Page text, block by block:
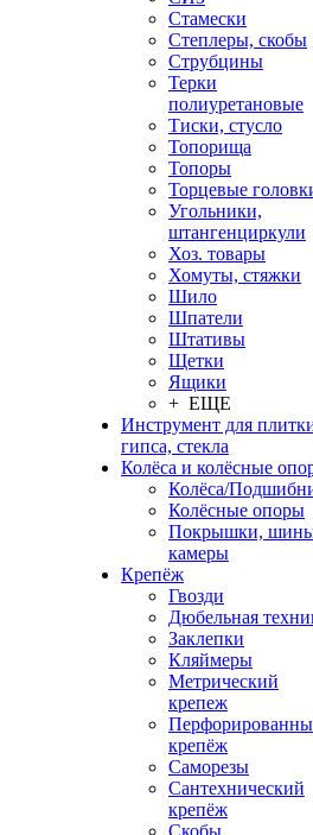
Стамески
Степлеры, скобы
Струбцины
Терки
полиуретановые
Тиски, стусло
Топорища
Топоры
Торцевые
Угольники,
штангенциркули
Хоз. товары
Хомуты, стяжки
Шило
Шпатели
Штативы
Щетки
Ящики
+ ЕЩЕ
Инструмент для
гипса, стекла
Колёса и колёсные
Колёса/
Колёсные опоры
Покрышки,
камеры
Крепёж
Гвозди
Дюбельная
Заклепки
Кляймеры
Метрический
крепеж
крепёж
Саморезы
Сантехнический
крепёж
Скобы